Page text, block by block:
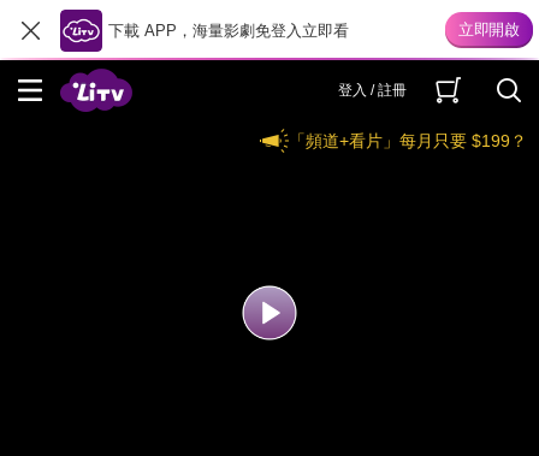
下載 APP，海量影劇免登入立即看
登入 / 註冊
「頻道+看片」每月只要 $199？